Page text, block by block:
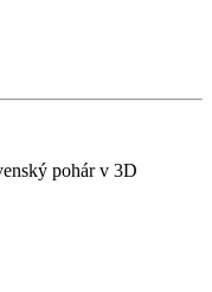
pohár v 3D